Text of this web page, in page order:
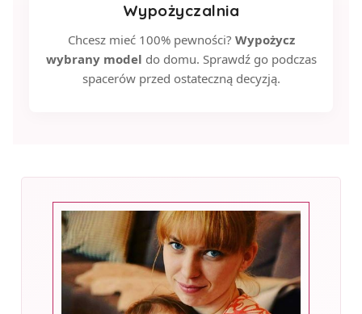
Wypożyczalnia
Chcesz mieć 100% pewności? Wypożycz
wybrany model do domu. Sprawdź go podczas
spacerów przed ostateczną decyzją.